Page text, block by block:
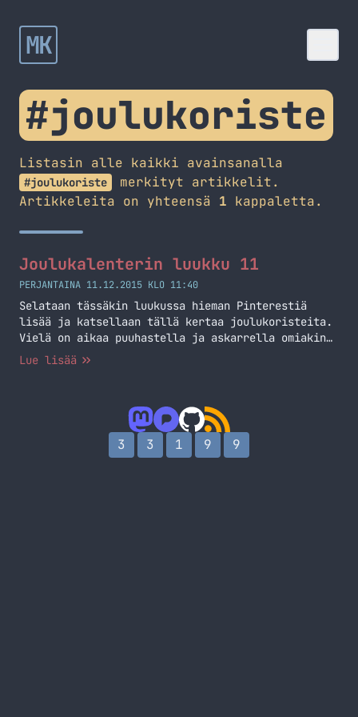
MK
#joulukoriste
Listasin alle kaikki avainsanalla
#joulukoriste
merkityt artikkelit.
Artikkeleita on yhteensä 1 kappaletta.
Joulukalenterin luukku 11
PERJANTAINA 11.12.2015 KLO 11:40
Selataan tässäkin luukussa hieman Pinterestiä
lisää ja katsellaan tällä kertaa joulukoristeita.
Vielä on aikaa puuhastella ja askarrella omiakin
koristeita. Alla onkin pari inspiraation lähdettä!
Lue lisää
3 3 1 9 9